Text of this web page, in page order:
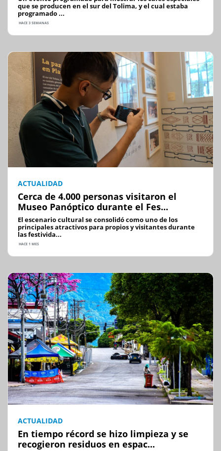
que se producen en el sur del Tolima, y el cual estaba
programado ...
HACE 3 SEMANAS
ACTUALIDAD
Cerca de 4.000 personas visitaron el
Museo Panóptico durante el Fes...
El escenario cultural se consolidó como uno de los
principales atractivos para propios y visitantes durante
las festivida...
HACE 1 MES
ACTUALIDAD
En tiempo récord se hizo limpieza y se
recogieron residuos en espac...